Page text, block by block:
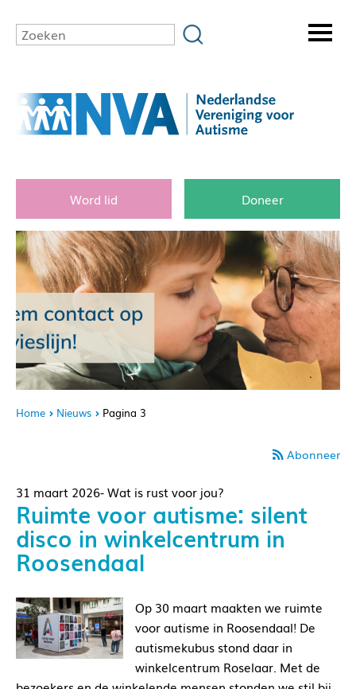
Word lid Doneer
Home Nieuws Pagina 3
Abonneer
31 maart 2026- Wat is rust voor jou?
Ruimte voor autisme: silent
disco in winkelcentrum in
Roosendaal
Op 30 maart maakten we ruimte
voor autisme in Roosendaal! De
autismekubus stond daar in
winkelcentrum Roselaar. Met de